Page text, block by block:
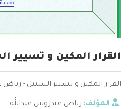
القرار المكين و تسيير
القرار المكين و تسيير السبيل -
المؤلف: رياض عيدروس عبدالله